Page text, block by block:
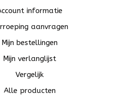
informatie
aanvragen
Mijn bestellingen
Mijn verlanglijst
Vergelijk
Alle producten